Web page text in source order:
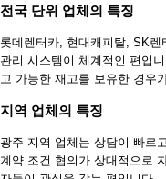
전국 단위 업체의 특징
롯데렌터카, 현대캐피탈, SK
관리 시스템이 체계적인 편입
고 가능한 재고를 보유한 경우
지역 업체의 특징
광주 지역 업체는 상담이 빠르
계약 조건 협의가 상대적으로